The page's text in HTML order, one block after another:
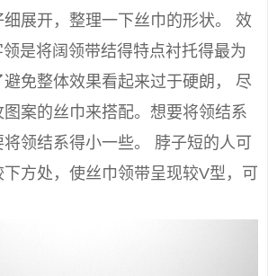
展开，整理一下丝巾的形状。 效
是将阔领带结得特点衬托得最为
免整体效果看起来过于硬朗， 尽
案的丝巾来搭配。想要将领结系
领结系得小一些。 脖子短的人可
方处，使丝巾领带呈现较V型，可